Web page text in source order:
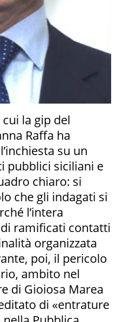
la gip del
Raffa ha
su un
pubblici siciliani e
chiaro: si
che gli indagati si
l’intera
ramificati contatti
organizzata
poi, il pericolo
ambito nel
di Gioiosa Marea
di «entrature